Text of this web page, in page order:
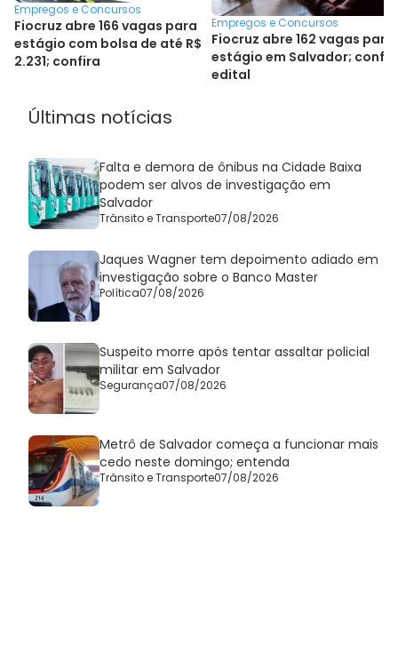
Empregos e Concursos
Fiocruz abre 166 vagas para
estágio com bolsa de até R$
2.231; confira
Empregos e Concursos
Fiocruz abre 162 vagas para
estágio em Salvador;
edital
Últimas notícias
Falta e demora de ônibus na Cidade Baixa
podem ser alvos de investigação em
Salvador
Trânsito e Transporte07/08/2026
Jaques Wagner tem depoimento adiado em
investigação sobre o Banco Master
Política07/08/2026
Suspeito morre após tentar assaltar policial
militar em Salvador
Segurança07/08/2026
Metrô de Salvador começa a funcionar mais
cedo neste domingo; entenda
Trânsito e Transporte07/08/2026